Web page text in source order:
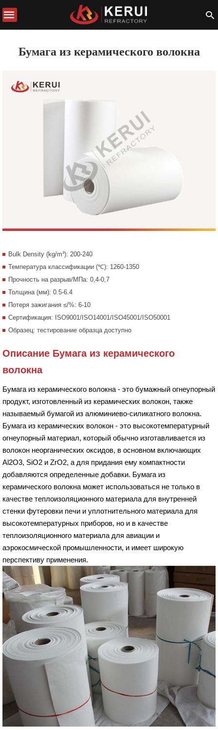
Бумага из керамического волокна
Bulk Density (kg/m³): 200-240
Температура классификации (℃): 1260-1350
Прочность на разрыв/МПа: 0,4-0,7
Толщина (мм): 0.5-6.4
Потеря зажигания ≤/%: 6-10
Сертификация: ISO9001/ISO14001/ISO45001/ISO50001
Образец: тестирование образца доступно
Описание Бумага из керамического
волокна
Бумага из керамического волокна - это бумажный огнеупорный
продукт, изготовленный из керамических волокон, также
называемый бумагой из алюминиево-силикатного волокна.
Бумага из керамических волокон - это высокотемпературный
огнеупорный материал, который обычно изготавливается из
волокон неорганических оксидов, в основном включающих
Al2O3, SiO2 и ZrO2, а для придания ему компактности
добавляются определенные добавки. Бумага из
керамического волокна может использоваться не только в
качестве теплоизоляционного материала для внутренней
стенки футеровки печи и уплотнительного материала для
высокотемпературных приборов, но и в качестве
теплоизоляционного материала для авиации и
аэрокосмической промышленности, и имеет широкую
перспективу применения.